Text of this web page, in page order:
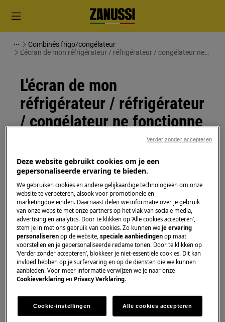
Combinés frigo/congélateur
L'écran de mon réfrigérateur / réfrigérateur / congélateur ne
L'écran de mon
réfrigérateur / réfrigérateur
/ congélateur ne fonctionne
pas après une panne de
courant
Problème
L'écran de mon réfrigérateur /
réfrigérateur / congélateur ne fonctionne
pas après une panne de courant
S'applique à
Réfrigérateur avec compartiment
congélateur
congélateurs
Deze website gebruikt cookies om je een
gepersonaliseerde ervaring te bieden.
We gebruiken cookies en andere gelijkaardige technologieën om onze
website te verbeteren, alsook voor promotionele en
marketingdoeleinden. Daarnaast delen we informatie over je gebruik
van onze website met onze partners op het vlak van sociale media,
advertising en analytics. Door te klikken op ‘Alle cookies accepteren’,
stem je in met ons gebruik van cookies. Zo kunnen weje ervaring
personaliseren op de website,speciale aanbiedingen op maat
voorstellen en je gepersonaliseerde reclame tonen. Door te klikken op
‘Verder zonder accepteren’, blokkeer je niet-essentiële cookies. Dit kan
invloed hebben op je surfervaring en op de diensten die we kunnen
aanbieden. Voor meer informatie verwijzen we je naar onze
Cookieverklaring en Privacy Verklaring.
Cookie-instellingen Alle cookies accepteren
Verder zonder accepteren